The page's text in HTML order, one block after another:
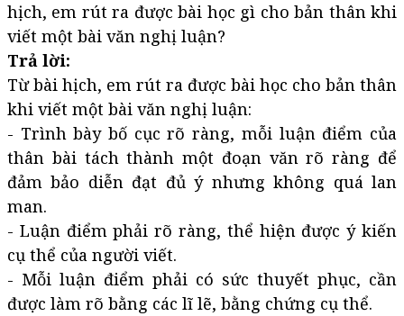
hịch, em rút ra được bài học gì cho bản thân khi
viết một bài văn nghị luận?
Trả lời:
Từ bài hịch, em rút ra được bài học cho bản thân
khi viết một bài văn nghị luận:
- Trình bày bố cục rõ ràng, mỗi luận điểm của
thân bài tách thành một đoạn văn rõ ràng để
đảm bảo diễn đạt đủ ý nhưng không quá lan
man.
- Luận điểm phải rõ ràng, thể hiện được ý kiến
cụ thể của người viết.
- Mỗi luận điểm phải có sức thuyết phục, cần
được làm rõ bằng các lĩ lẽ, bằng chứng cụ thể.